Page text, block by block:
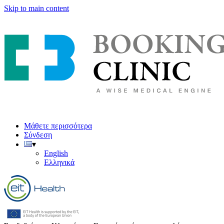
Skip to main content
Μάθετε περισσότερα
Σύνδεση
▾
English
Ελληνικά